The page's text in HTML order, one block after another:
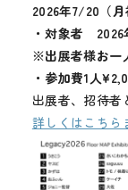
2026年7/20（月
・対象者 2026
※出展者様お一
・参加費1人
出展者、招待者
詳しくはこちら